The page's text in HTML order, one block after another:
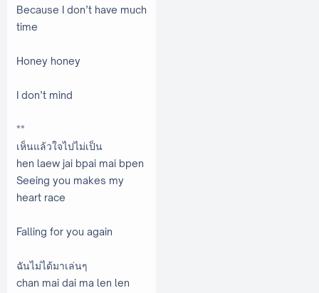
Because I don’t have much
time
Honey honey
I don’t mind
**
เห็นแล้วใจไปไม่เป็น
hen laew jai bpai mai bpen
Seeing you makes my
heart race
Falling for you again
ฉันไม่ได้มาเล่นๆ
chan mai dai ma len len